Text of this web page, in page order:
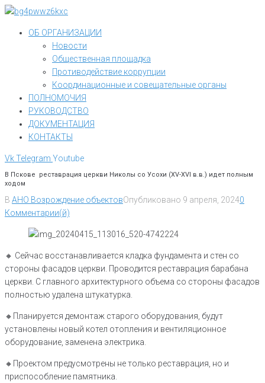
Перейти
контентуОБ ОРГАНИЗАЦИИ
Новости
Общественная площадка
Противодействие коррупции
Координационные и совещательные органы
ПОЛНОМОЧИЯ
РУКОВОДСТВО
ДОКУМЕНТАЦИЯ
КОНТАКТЫ
VkTelegram Youtube
В Пскове реставрация церкви Николы со Усохи (XV-XVI в.в.) идет полным
ходом
В АНО Возрождение объектовОпубликовано 9 апреля, 20240
Комментарии(й)
🔸️ Сейчас восстанавливается кладка фундамента и стен со
стороны фасадов церкви. Проводится реставрация барабана
церкви. С главного архитектурного объема со стороны фасадов
полностью удалена штукатурка.
🔸️Планируется демонтаж старого оборудования, будут
установлены новый котел отопления и вентиляционное
оборудование, заменена электрика.
🔸️Проектом предусмотрены не только реставрация, но и
приспособление памятника.